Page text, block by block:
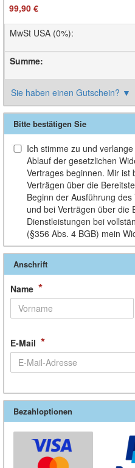
99,90 €
MwSt USA (0%):
Summe:
Sie haben einen Gutschein? ▼
Bitte bestätigen Sie
Ich stimme zu und
Ablauf der gesetzlichen
Vertrages beginnen. Mir ist
Verträgen über die
Beginn der Ausführung
und bei Verträgen über die
Dienstleistungen bei
(§356 Abs. 4 BGB) mein
Anschrift
Name *
E-Mail *
Bezahloptionen